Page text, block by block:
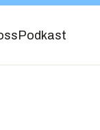
Podkast